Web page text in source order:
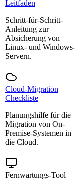
Leitfaden
Schritt-für-Schritt-
Anleitung zur
Absicherung von
Linux- und Windows-
Servern.
Cloud-Migration
Checkliste
Planungshilfe für die
Migration von On-
Premise-Systemen in
die Cloud.
Fernwartungs-Tool